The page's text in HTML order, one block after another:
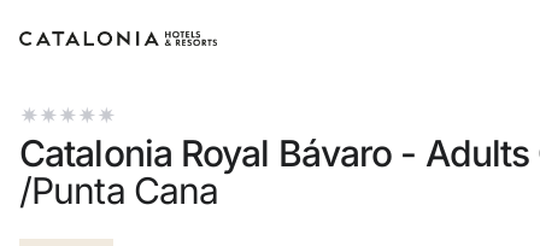
Accedi al tuo account
Catalonia Royal Bávaro - Adults
/Punta Cana